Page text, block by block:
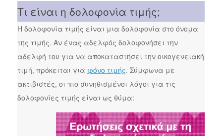
Τι είναι η δολοφονία τιμής;
Η δολοφονία τιμής είναι μια δολοφονία στο όνομα
της τιμής. Αν ένας αδελφός δολοφονήσει την
αδελφή του για να αποκαταστήσει την οικογενειακή
τιμή, πρόκειται για φόνο τιμής. Σύμφωνα με
ακτιβιστές, οι πιο συνηθισμένοι λόγοι για τις
δολοφονίες τιμής είναι ως θύμα: